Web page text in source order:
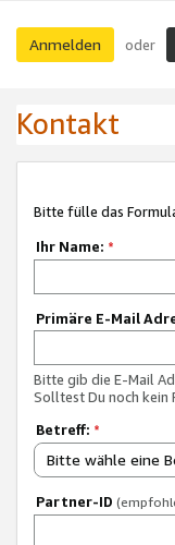
Anmelden oder
Kontakt
Bitte fülle das
Ihr Name: *
Primäre E-Mail
Bitte gib die E-Mail
Solltest Du noch kein
Betreff: *
Bitte wähle eine
Partner-ID